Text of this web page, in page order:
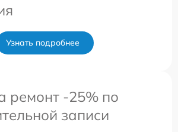
Узнать подробнее
ремонт -25% по
записи